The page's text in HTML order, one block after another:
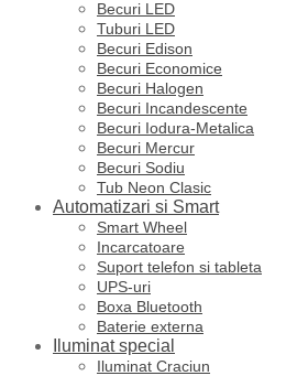
Becuri LED
Tuburi LED
Becuri Edison
Becuri Economice
Becuri Halogen
Becuri Incandescente
Becuri Iodura-Metalica
Becuri Mercur
Becuri Sodiu
Tub Neon Clasic
Automatizari si Smart
Smart Wheel
Incarcatoare
Suport telefon si tableta
UPS-uri
Boxa Bluetooth
Baterie externa
Iluminat special
Iluminat Craciun